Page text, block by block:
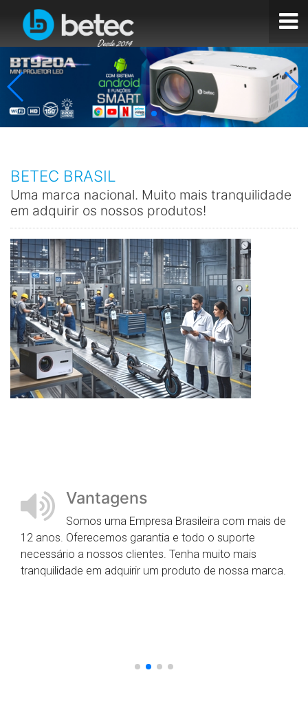
BETEC BRASIL
Uma marca nacional. Muito mais tranquilidade
em adquirir os nossos produtos!
Vantagens
Somos uma Empresa Brasileira com mais de
12 anos. Oferecemos garantia e todo o suporte
necessário a nossos clientes. Tenha muito mais
tranquilidade em adquirir um produto de nossa marca.